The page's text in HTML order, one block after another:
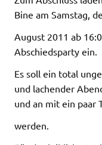
Bine am Samstag,
August 2011 ab
Abschiedsparty ein.
Es soll ein total
und lachender
und an mit ein paar
werden.